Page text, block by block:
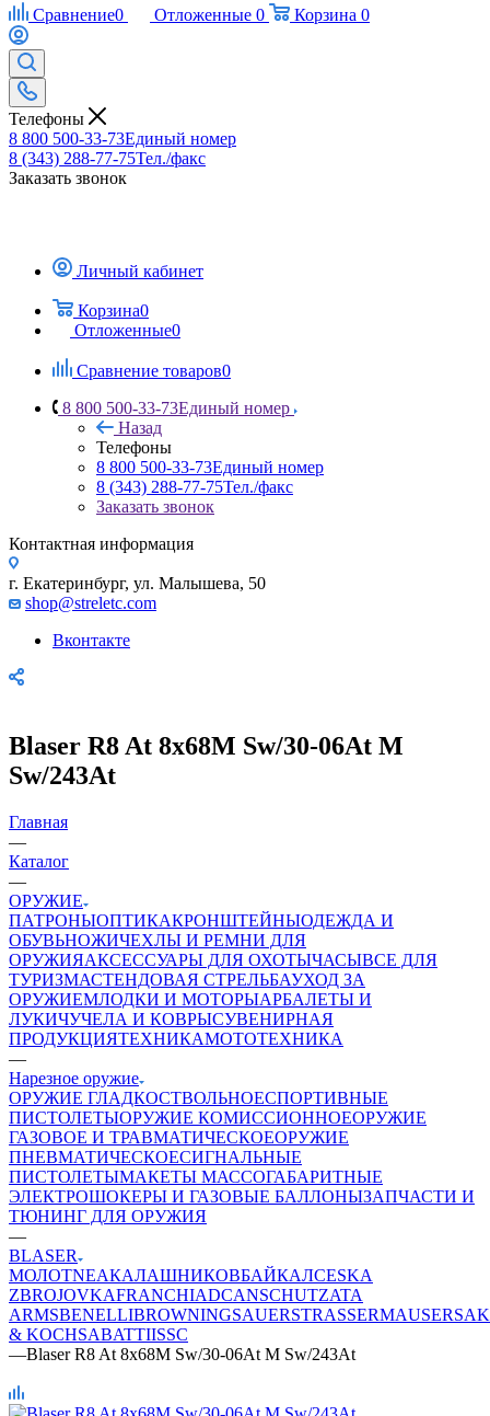
Сравнение0 Отложенные 0 Корзина 0
Телефоны
8 800 500-33-73Единый номер
8 (343) 288-77-75Тел./факс
Заказать звонок
Личный кабинет
Корзина0
Отложенные0
Сравнение товаров0
8 800 500-33-73Единый номер
Назад
Телефоны
8 800 500-33-73Единый номер
8 (343) 288-77-75Тел./факс
Заказать звонок
Контактная информация
г. Екатеринбург, ул. Малышева, 50
shop@streletc.com
Вконтакте
Blaser R8 At 8х68M Sw/30-06At M
Sw/243At
Главная
—
Каталог
—
ОРУЖИЕ
ПАТРОНЫОПТИКАКРОНШТЕЙНЫОДЕЖДА И
ОБУВЬНОЖИЧЕХЛЫ И РЕМНИ ДЛЯ
ОРУЖИЯАКСЕССУАРЫ ДЛЯ ОХОТЫЧАСЫВСЕ ДЛЯ
ТУРИЗМАСТЕНДОВАЯ СТРЕЛЬБАУХОД ЗА
ОРУЖИЕМЛОДКИ И МОТОРЫАРБАЛЕТЫ И
ЛУКИЧУЧЕЛА И КОВРЫСУВЕНИРНАЯ
ПРОДУКЦИЯТЕХНИКАМОТОТЕХНИКА
—
Нарезное оружие
ОРУЖИЕ ГЛАДКОСТВОЛЬНОЕСПОРТИВНЫЕ
ПИСТОЛЕТЫОРУЖИЕ КОМИССИОННОЕОРУЖИЕ
ГАЗОВОЕ И ТРАВМАТИЧЕСКОЕОРУЖИЕ
ПНЕВМАТИЧЕСКОЕСИГНАЛЬНЫЕ
ПИСТОЛЕТЫМАКЕТЫ МАССОГАБАРИТНЫЕ
ЭЛЕКТРОШОКЕРЫ И ГАЗОВЫЕ БАЛЛОНЫЗАПЧАСТИ И
ТЮНИНГ ДЛЯ ОРУЖИЯ
—
BLASER
МОЛОТNEAКАЛАШНИКОВБАЙКАЛCESKA
ZBROJOVKAFRANCHIADCANSCHUTZATA
ARMSBENELLIBROWNINGSAUERSTRASSERMAUSER
& KOCHSABATTIISSC
—Blaser R8 At 8х68M Sw/30-06At M Sw/243At